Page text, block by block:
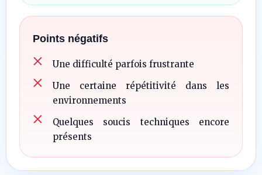
Points négatifs
Une difficulté parfois frustrante
Une certaine répétitivité dans les
environnements
Quelques soucis techniques encore
présents